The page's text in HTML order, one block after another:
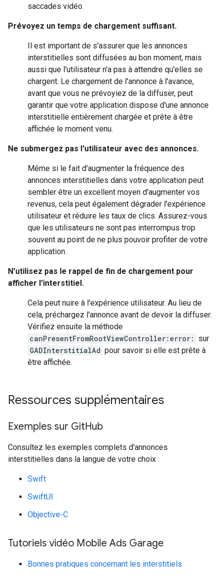
saccades vidéo.
Prévoyez un temps de chargement suffisant.
Il est important de s'assurer que les annonces
interstitielles sont diffusées au bon moment, mais
aussi que l'utilisateur n'a pas à attendre qu'elles se
chargent. Le chargement de l'annonce à l'avance,
avant que vous ne prévoyiez de la diffuser, peut
garantir que votre application dispose d'une annonce
interstitielle entièrement chargée et prête à être
affichée le moment venu.
Ne submergez pas l'utilisateur avec des annonces.
Même si le fait d'augmenter la fréquence des
annonces interstitielles dans votre application peut
sembler être un excellent moyen d'augmenter vos
revenus, cela peut également dégrader l'expérience
utilisateur et réduire les taux de clics. Assurez-vous
que les utilisateurs ne sont pas interrompus trop
souvent au point de ne plus pouvoir profiter de votre
application.
N'utilisez pas le rappel de fin de chargement pour
afficher l'interstitiel.
Cela peut nuire à l'expérience utilisateur. Au lieu de
cela, préchargez l'annonce avant de devoir la diffuser.
Vérifiez ensuite la méthode
canPresentFromRootViewController:error:
sur
GADInterstitialAd pour savoir si elle est prête à
être affichée.
Ressources supplémentaires
Exemples sur GitHub
Consultez les exemples complets d'annonces
interstitielles dans la langue de votre choix :
Swift
SwiftUI
Objective-C
Tutoriels vidéo Mobile Ads Garage
Bonnes pratiques concernant les interstitiels